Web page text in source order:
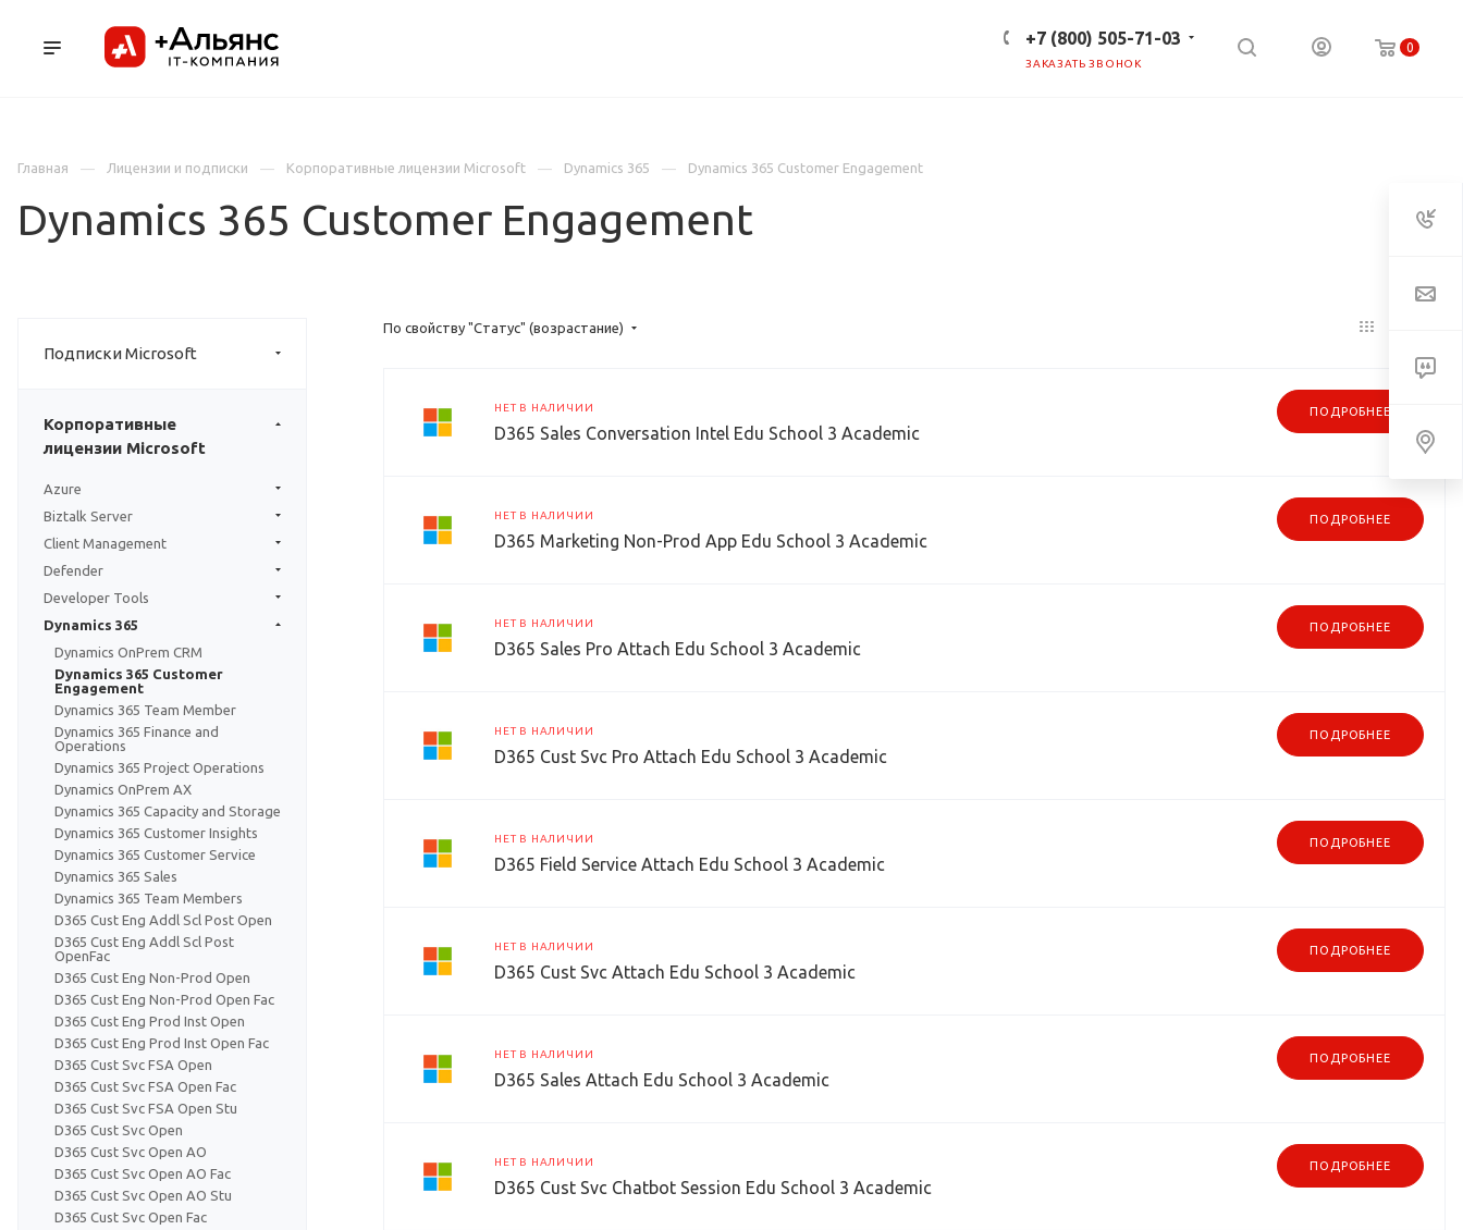
0
+7 (800) 505-71-03
ЗАКАЗАТЬ ЗВОНОК
Главная
Лицензии и подписки Корпоративные лицензии Microsoft Dynamics 365 Dynamics 365 Customer Engagement
Dynamics 365 Customer Engagement
Подписки Microsoft
Корпоративные
лицензии Microsoft
Azure
Biztalk Server
Client Management
Defender
Developer Tools
Dynamics 365
Dynamics OnPrem CRM
Dynamics 365 Customer
Engagement
Dynamics 365 Team Member
Dynamics 365 Finance and
Operations
Dynamics 365 Project Operations
Dynamics OnPrem AX
Dynamics 365 Capacity and Storage
Dynamics 365 Customer Insights
Dynamics 365 Customer Service
Dynamics 365 Sales
Dynamics 365 Team Members
D365 Cust Eng Addl Scl Post Open
D365 Cust Eng Addl Scl Post
OpenFac
D365 Cust Eng Non-Prod Open
D365 Cust Eng Non-Prod Open Fac
D365 Cust Eng Prod Inst Open
D365 Cust Eng Prod Inst Open Fac
D365 Cust Svc FSA Open
D365 Cust Svc FSA Open Fac
D365 Cust Svc FSA Open Stu
D365 Cust Svc Open
D365 Cust Svc Open AO
D365 Cust Svc Open AO Fac
D365 Cust Svc Open AO Stu
D365 Cust Svc Open Fac
По свойству "Статус" (возрастание)
НЕТ В НАЛИЧИИ
D365 Sales Conversation Intel Edu School 3 Academic
ПОДРОБНЕЕ
НЕТ В НАЛИЧИИ
D365 Marketing Non-Prod App Edu School 3 Academic
ПОДРОБНЕЕ
НЕТ В НАЛИЧИИ
D365 Sales Pro Attach Edu School 3 Academic
ПОДРОБНЕЕ
НЕТ В НАЛИЧИИ
D365 Cust Svc Pro Attach Edu School 3 Academic
ПОДРОБНЕЕ
НЕТ В НАЛИЧИИ
D365 Field Service Attach Edu School 3 Academic
ПОДРОБНЕЕ
НЕТ В НАЛИЧИИ
D365 Cust Svc Attach Edu School 3 Academic
ПОДРОБНЕЕ
НЕТ В НАЛИЧИИ
D365 Sales Attach Edu School 3 Academic
ПОДРОБНЕЕ
НЕТ В НАЛИЧИИ
D365 Cust Svc Chatbot Session Edu School 3 Academic
ПОДРОБНЕЕ